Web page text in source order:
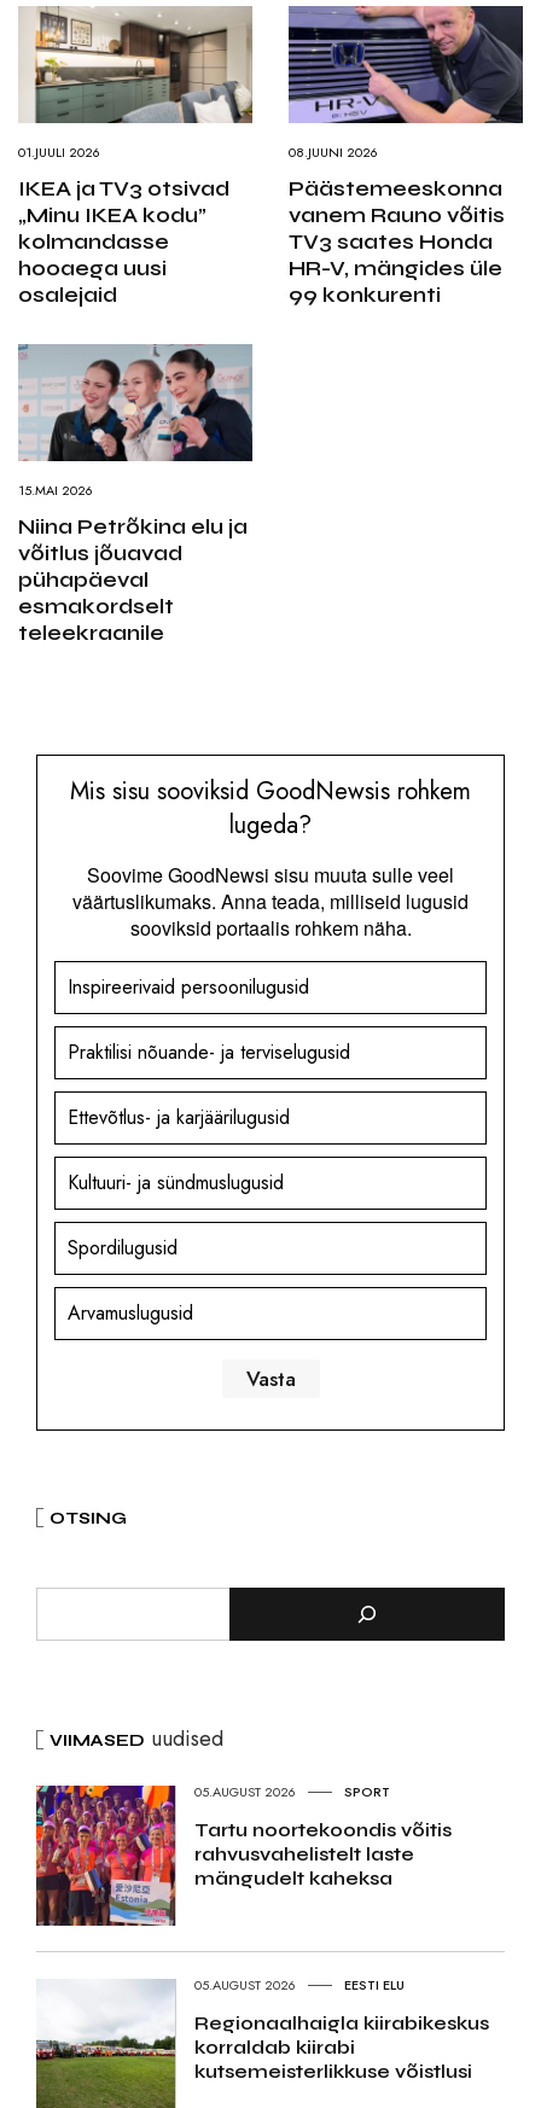
01.JUULI 2026
IKEA ja TV3 otsivad
„Minu IKEA kodu”
kolmandasse
hooaega uusi
osalejaid
08.JUUNI 2026
Päästemeeskonna
vanem Rauno võitis
TV3 saates Honda
HR-V, mängides üle
99 konkurenti
15.MAI 2026
Niina Petrõkina elu ja
võitlus jõuavad
pühapäeval
esmakordselt
teleekraanile
Mis sisu sooviksid GoodNewsis rohkem
lugeda?
Soovime GoodNewsi sisu muuta sulle veel
väärtuslikumaks. Anna teada, milliseid lugusid
sooviksid portaalis rohkem näha.
Inspireerivaid persoonilugusid
Praktilisi nõuande- ja terviselugusid
Ettevõtlus- ja karjäärilugusid
Kultuuri- ja sündmuslugusid
Spordilugusid
Arvamuslugusid
OTSING
VIIMASED uudised
05.AUGUST 2026 SPORT
Tartu noortekoondis võitis
rahvusvahelistelt laste
mängudelt kaheksa
05.AUGUST 2026 EESTI ELU
Regionaalhaigla kiirabikeskus
korraldab kiirabi
kutsemeisterlikkuse võistlusi